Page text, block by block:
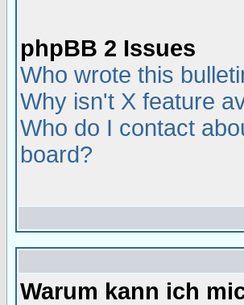
phpBB 2 Issues
Who wrote this
Why isn't X feature
Who do I contact
board?
Warum kann ich